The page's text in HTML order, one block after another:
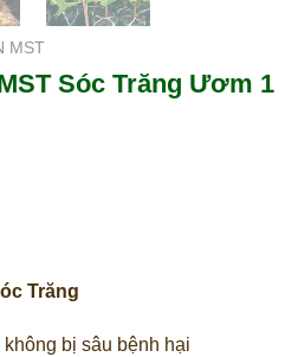
MST
Sóc Trăng Ươm 1
Trăng
bị sâu bệnh hại